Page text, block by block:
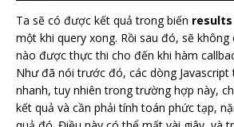
Ta sẽ có được kết quả trong biến results
một khi query xong. Rồi sau đó, sẽ không
nào được thực thi cho đến khi hàm
Như đã nói trước đó, các dòng
nhanh, tuy nhiên trong trường hợp này,
kết quả và cần phải tính toán phức tạp,